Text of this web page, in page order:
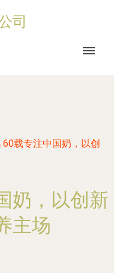
司
60载专注中国奶，以创
奶，以创新
主场